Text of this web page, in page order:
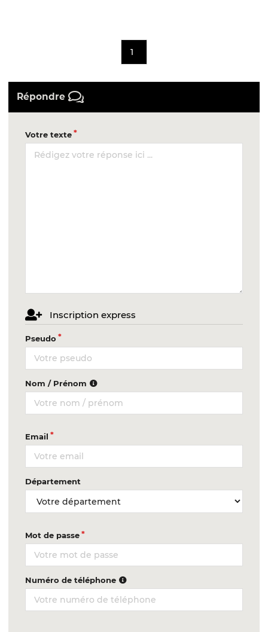
1
Répondre
Votre texte
Inscription express
Pseudo
Nom / Prénom
Email
Département
Mot de passe
Numéro de téléphone